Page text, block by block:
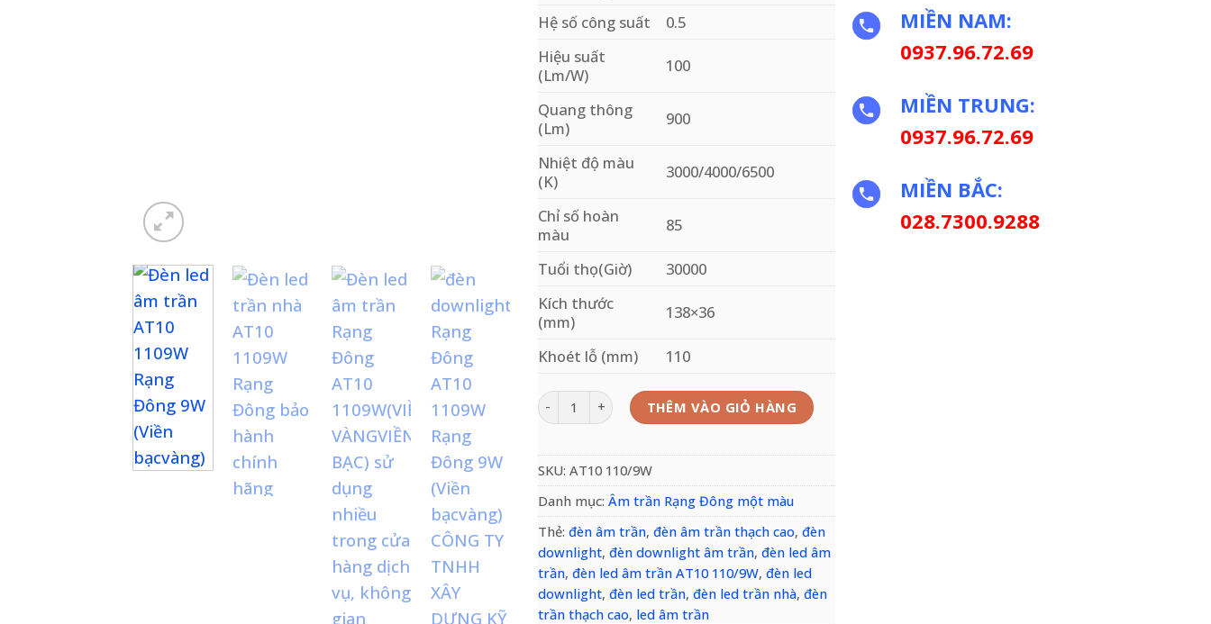
Hệ số công suất
0.5
Hiệu suất
(Lm/W)
100
Quang thông
(Lm)
900
Nhiệt độ màu
(K)
3000/4000/6500
Chỉ số hoàn
màu
85
Tuổi thọ(Giờ)
30000
Kích thước
(mm)
138×36
Khoét lỗ (mm) 110
Đèn led âm trần AT10 110/9W Rạng Đông 9W (Viền bạc/vàng) số lượng
THÊM VÀO GIỎ HÀNG
SKU: AT10 110/9W
Danh mục: Âm trần Rạng Đông một màu
Thẻ: đèn âm trần, đèn âm trần thạch cao, đèn
downlight, đèn downlight âm trần, đèn led âm
trần, đèn led âm trần AT10 110/9W, đèn led
downlight, đèn led trần, đèn led trần nhà, đèn
trần thạch cao, led âm trần
MIỀN NAM:
0937.96.72.69
MIỀN TRUNG:
0937.96.72.69
MIỀN BẮC:
028.7300.9288